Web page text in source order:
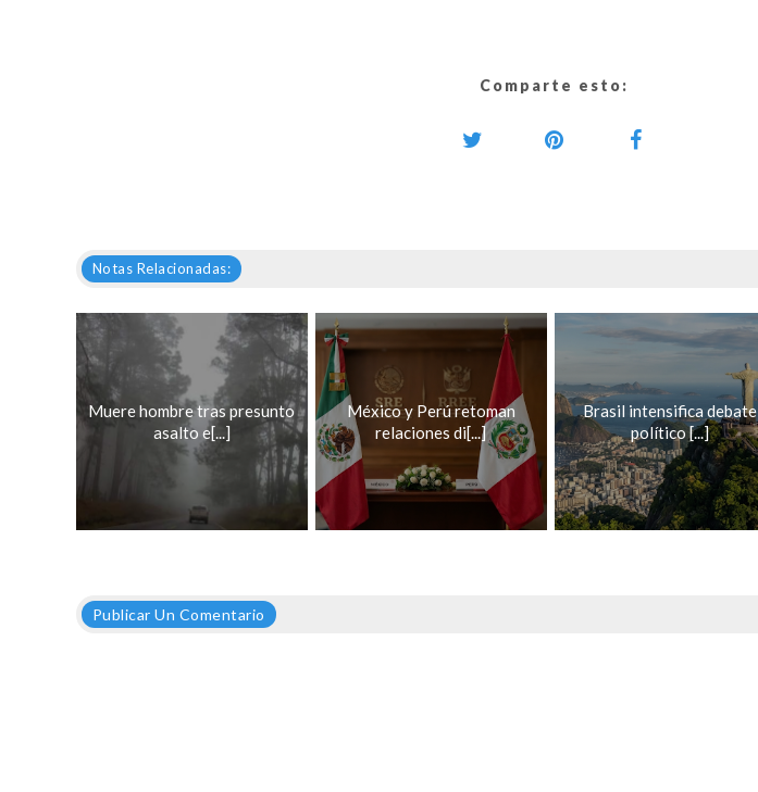
Comparte esto:
Notas Relacionadas:
Muere hombre tras presunto
asalto e[...]
México y Perú retoman
relaciones di[...]
Brasil intensifica debate
político [...]
Publicar Un Comentario